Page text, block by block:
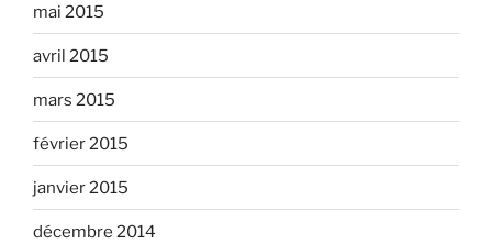
mai 2015
avril 2015
mars 2015
février 2015
janvier 2015
décembre 2014